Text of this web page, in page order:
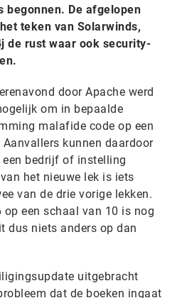
begonnen. De afgelopen
teken van Solarwinds,
de rust waar ook security-
door Apache werd
om in bepaalde
malafide code op een
kunnen daardoor
een bedrijf of instelling
het nieuwe lek is iets
van de drie vorige lekken.
op een schaal van 10 is nog
dus niets anders op dan
uitgebracht
dat de boeken ingaat